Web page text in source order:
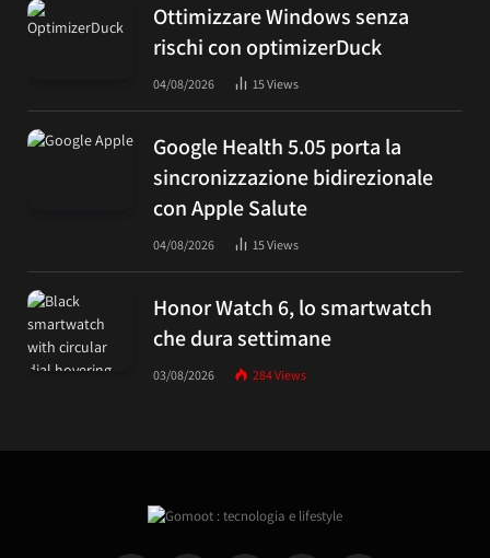
Ottimizzare Windows senza
rischi con optimizerDuck
04/08/2026 15Views
Google Health 5.05 porta la
sincronizzazione bidirezionale
con Apple Salute
04/08/2026 15Views
Honor Watch 6, lo smartwatch
che dura settimane
03/08/2026 284Views